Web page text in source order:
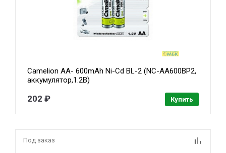
Camelion AA- 600mAh Ni-Cd BL-2 (NC-AA600BP2,
аккумулятор,1.2В)
202 ₽ Купить
Под заказ